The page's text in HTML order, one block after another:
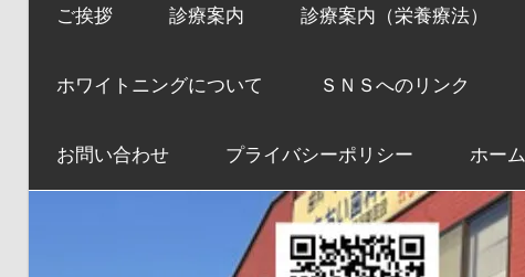
ら
身
全
ご挨拶 診療案内 診療案内（栄養療法）
ホワイトニングについて ＳＮＳへのリンク
お問い合わせ プライバシーポリシー ホーム